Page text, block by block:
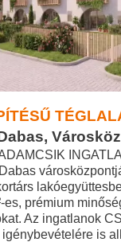
es, prémium
Az ingatlanok
is